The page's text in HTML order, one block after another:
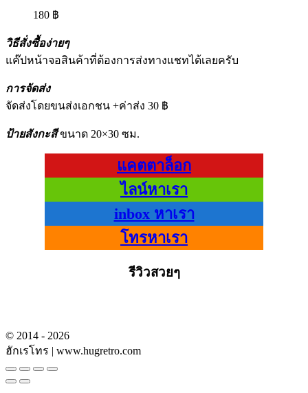
180 ฿
วิธีสั่งซื้อง่ายๆ
แค๊ปหน้าจอสินค้าที่ต้องการส่งทางแชทได้เลยครับ
การจัดส่ง
จัดส่งโดยขนส่งเอกชน +ค่าส่ง 30 ฿
ป้ายสังกะสีขนาด 20×30 ซม.
แคตตาล็อก
ไลน์หาเรา
inbox หาเรา
โทรหาเรา
รีวิวสวยๆ
© 2014 - 2026
ฮักเรโทร | www.hugretro.com